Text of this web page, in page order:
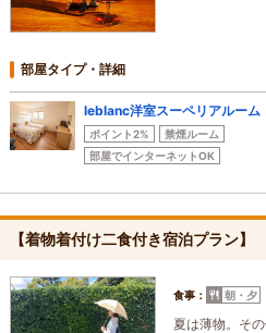
部屋タイプ・詳細
leblanc洋室スーペリアルーム
ポイント2%
禁煙ルーム
部屋でインターネットOK
【着物着付け二食付き宿泊プラン】
食事： 朝・夕
夏は薄物。そ